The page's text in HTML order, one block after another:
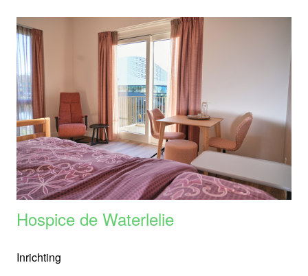
Hospice de Waterlelie
Inrichting